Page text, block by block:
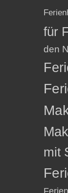
für
den
mit